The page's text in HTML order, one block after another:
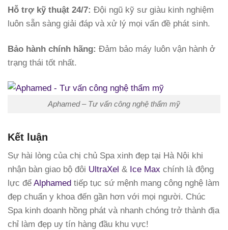
Hỗ trợ kỹ thuật 24/7: Đội ngũ kỹ sư giàu kinh nghiệm
luôn sẵn sàng giải đáp và xử lý mọi vấn đề phát sinh.
Bảo hành chính hãng: Đảm bảo máy luôn vận hành ở
trạng thái tốt nhất.
Aphamed – Tư vấn công nghệ thẩm mỹ
Kết luận
Sự hài lòng của chị chủ Spa xinh đẹp tại Hà Nội khi
nhận bàn giao bộ đôi UltraXel & Ice Max chính là động
lực để Alphamed tiếp tục sứ mệnh mang công nghệ làm
đẹp chuẩn y khoa đến gần hơn với mọi người. Chúc
Spa kinh doanh hồng phát và nhanh chóng trở thành địa
chỉ làm đẹp uy tín hàng đầu khu vực!